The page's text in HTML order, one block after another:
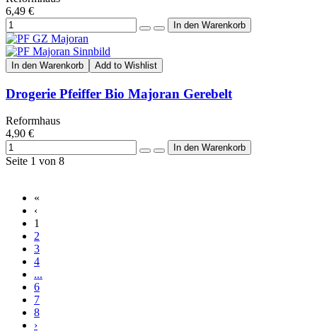
6,49 €
In den Warenkorb Add to Wishlist
Drogerie Pfeiffer Bio Majoran Gerebelt
Reformhaus
4,90 €
Seite 1 von 8
«
‹
1
2
3
4
...
6
7
8
›